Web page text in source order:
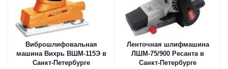
Виброшлифовальная
машина Вихрь ВШМ-115Э в
Санкт-Петербурге
Ленточная шлифмашина
ЛШМ-75/900 Ресанта в
Санкт-Петербурге